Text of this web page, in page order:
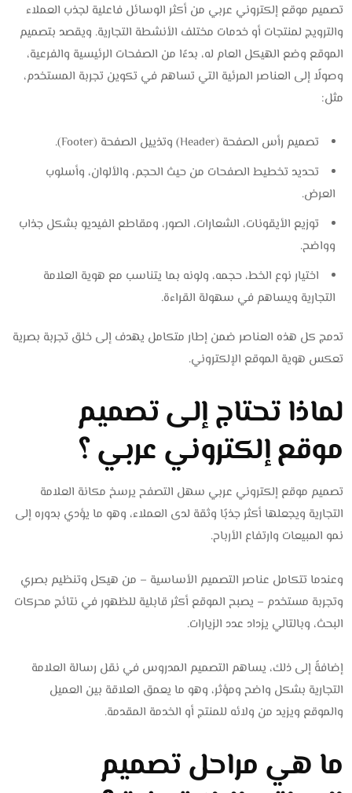
تصميم موقع إلكتروني عربي من أكثر الوسائل فاعلية لجذب العملاء
والترويج لمنتجات أو خدمات مختلف الأنشطة التجارية. ويقصد بتصميم
الموقع وضع الهيكل العام له، بدءًا من الصفحات الرئيسية والفرعية،
وصولًا إلى العناصر المرئية التي تساهم في تكوين تجربة المستخدم،
مثل:
تصميم رأس الصفحة (Header) وتذييل الصفحة (Footer).
تحديد تخطيط الصفحات من حيث الحجم، والألوان، وأسلوب
العرض.
توزيع الأيقونات، الشعارات، الصور، ومقاطع الفيديو بشكل جذاب
وواضح.
اختيار نوع الخط، حجمه، ولونه بما يتناسب مع هوية العلامة
التجارية ويساهم في سهولة القراءة.
تدمج كل هذه العناصر ضمن إطار متكامل يهدف إلى خلق تجربة بصرية
تعكس هوية الموقع الإلكتروني.
لماذا تحتاج إلى تصميم
موقع إلكتروني عربي ؟
تصميم موقع إلكتروني عربي سهل التصفح يرسخ مكانة العلامة
التجارية ويجعلها أكثر جذبًا وثقة لدى العملاء، وهو ما يؤدي بدوره إلى
نمو المبيعات وارتفاع الأرباح.
وعندما تتكامل عناصر التصميم الأساسية – من هيكل وتنظيم بصري
وتجربة مستخدم – يصبح الموقع أكثر قابلية للظهور في نتائج محركات
البحث، وبالتالي يزداد عدد الزيارات.
إضافةً إلى ذلك، يساهم التصميم المدروس في نقل رسالة العلامة
التجارية بشكل واضح ومؤثر، وهو ما يعمق العلاقة بين العميل
والموقع ويزيد من ولائه للمنتج أو الخدمة المقدمة.
ما هي مراحل تصميم